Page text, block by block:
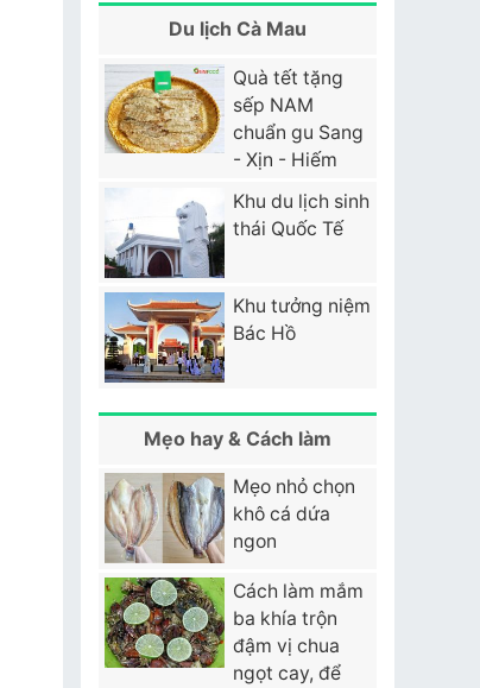
Du lịch Cà Mau
Quà tết tặng
sếp NAM
chuẩn gu Sang
- Xịn - Hiếm
Khu du lịch sinh
thái Quốc Tế
Khu tưởng niệm
Bác Hồ
Mẹo hay & Cách làm
Mẹo nhỏ chọn
khô cá dứa
ngon
Cách làm mắm
ba khía trộn
đậm vị chua
ngọt cay, để